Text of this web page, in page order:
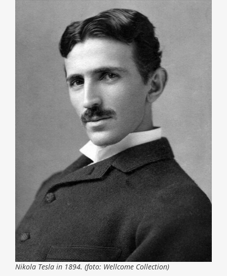
Nikola Tesla in 1894. (foto: Wellcome Collection)